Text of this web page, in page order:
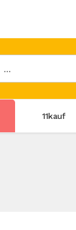
11kauf